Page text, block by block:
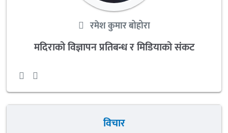
रमेश कुमार बोहोरा
मदिराको विज्ञापन प्रतिबन्ध र मिडियाको संकट
विचार